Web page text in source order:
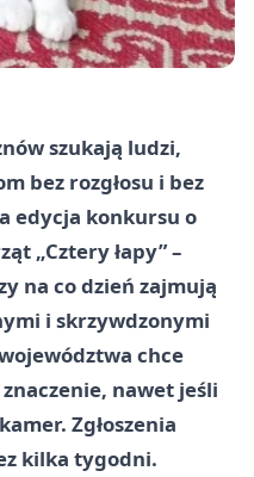
szukają ludzi,
bez rozgłosu i bez
edycja konkursu o
„Cztery łapy” –
na co dzień zajmują
i skrzywdzonymi
chce
nawet jeśli
Zgłoszenia
kilka tygodni.